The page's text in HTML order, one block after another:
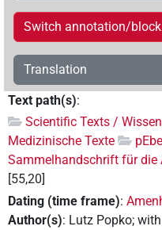
Switch annotation/
Translation
Text path(s):
Scientific Texts /
Medizinische Texte
Sammelhandschrift für die
[55,20]
Dating (time frame):
Author(s): Lutz Popko;